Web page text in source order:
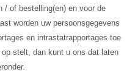
/ of bestelling(en) en voor de
worden uw persoonsgegevens
en intrastatrapportages toe
stelt, dan kunt u ons dat laten